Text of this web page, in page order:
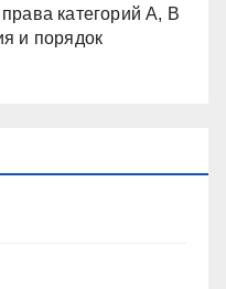
категорий A, B
и порядок